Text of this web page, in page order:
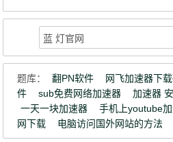
题库： 翻PN软件 网飞加速器下
件
sub免费网络加速器 加速器
一天一块加速器
手机上youtube
网下载
电脑访问国外网站的方法